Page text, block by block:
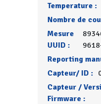
Temperature :
Nombre de
Mesure
UUID :
Reporting
Capteur/ ID :
Capteur /
Firmware :